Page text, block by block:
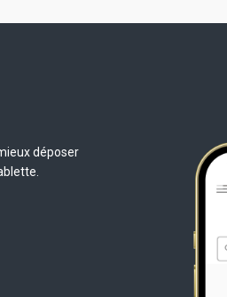
déposer